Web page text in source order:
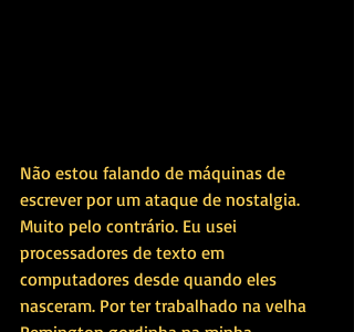
Não estou falando de máquinas de
escrever por um ataque de nostalgia.
Muito pelo contrário. Eu usei
processadores de texto em
computadores desde quando eles
nasceram. Por ter trabalhado na velha